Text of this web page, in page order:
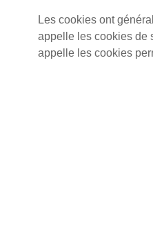
Les cookies ont
appelle les cookies de
appelle les cookies